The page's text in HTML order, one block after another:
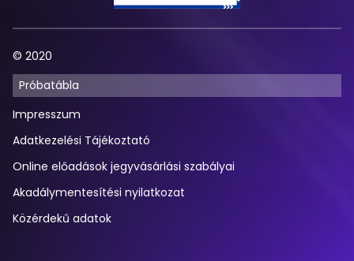
© 2020
Próbatábla
Impresszum
Adatkezelési Tájékoztató
Online előadások jegyvásárlási szabályai
Akadálymentesítési nyilatkozat
Közérdekű adatok